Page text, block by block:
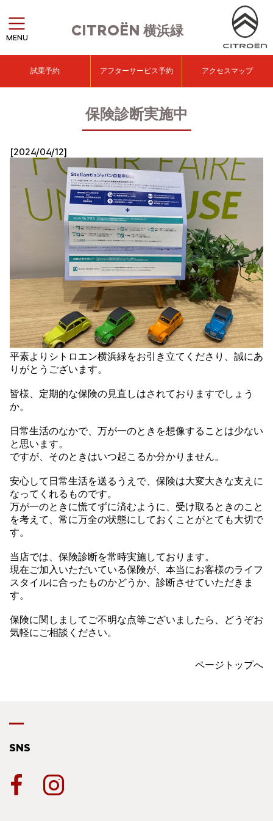
CITROËN 横浜緑
MENU
試乗予約 アフターサービス予約 アクセスマップ
保険診断実施中
[2024/04/12]
平素よりシトロエン横浜緑をお引き立てくださり、誠にあ
りがとうございます。
皆様、定期的な保険の見直しはされておりますでしょう
か。
日常生活のなかで、万が一のときを想像することは少ない
と思います。
ですが、そのときはいつ起こるか分かりません。
安心して日常生活を送るうえで、保険は大変大きな支えに
なってくれるものです。
万が一のときに慌てずに済むように、受け取るときのこと
を考えて、常に万全の状態にしておくことがとても大切で
す。
当店では、保険診断を常時実施しております。
現在ご加入いただいている保険が、本当にお客様のライフ
スタイルに合ったものかどうか、診断させていただきま
す。
保険に関しましてご不明な点等ございましたら、どうぞお
気軽にご相談ください。
ページトップへ
SNS